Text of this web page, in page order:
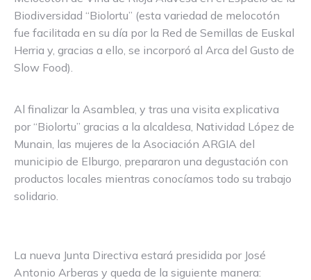
Biodiversidad “Biolortu” (esta variedad de melocotón
fue facilitada en su día por la Red de Semillas de Euskal
Herria y, gracias a ello, se incorporó al Arca del Gusto de
Slow Food).
Al finalizar la Asamblea, y tras una visita explicativa
por “Biolortu” gracias a la alcaldesa, Natividad López de
Munain, las mujeres de la Asociación ARGIA del
municipio de Elburgo, prepararon una degustación con
productos locales mientras conocíamos todo su trabajo
solidario.
La nueva Junta Directiva estará presidida por José
Antonio Arberas y queda de la siguiente manera: